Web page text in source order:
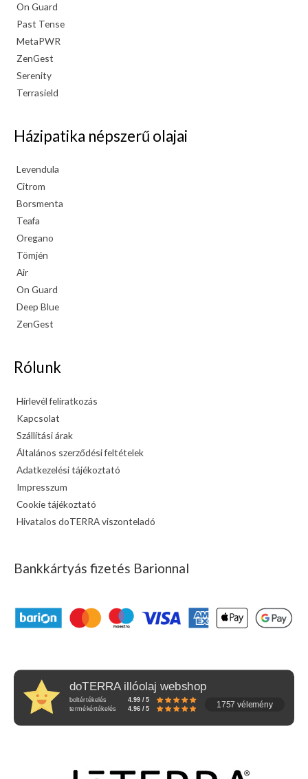
On Guard
Past Tense
MetaPWR
ZenGest
Serenity
Terrasield
Házipatika népszerű olajai
Levendula
Citrom
Borsmenta
Teafa
Oregano
Tömjén
Air
On Guard
Deep Blue
ZenGest
Rólunk
Hírlevél feliratkozás
Kapcsolat
Szállítási árak
Általános szerződési feltételek
Adatkezelési tájékoztató
Impresszum
Cookie tájékoztató
Hivatalos doTERRA viszonteladó
Bankkártyás fizetés Barionnal
doTERRA illóolaj webshop
boltértékelés
4.99 / 5
termékértékelés
4.96 / 5 1757 vélemény